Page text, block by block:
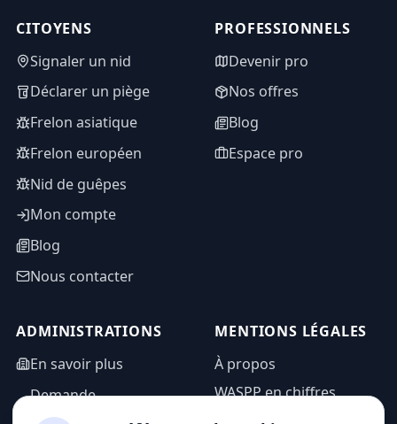
CITOYENS
Signaler un nid
Déclarer un piège
Frelon asiatique
Frelon européen
Nid de guêpes
Mon compte
Blog
Nous contacter
PROFESSIONNELS
Devenir pro
Nos offres
Blog
Espace pro
ADMINISTRATIONS
En savoir plus
Demande
d'information
MENTIONS LÉGALES
À propos
WASPP en chiffres